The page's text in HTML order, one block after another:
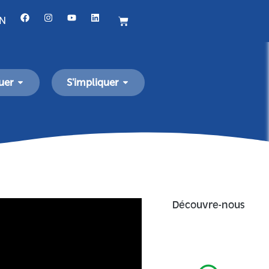
S'impliquer
Découvre-nous